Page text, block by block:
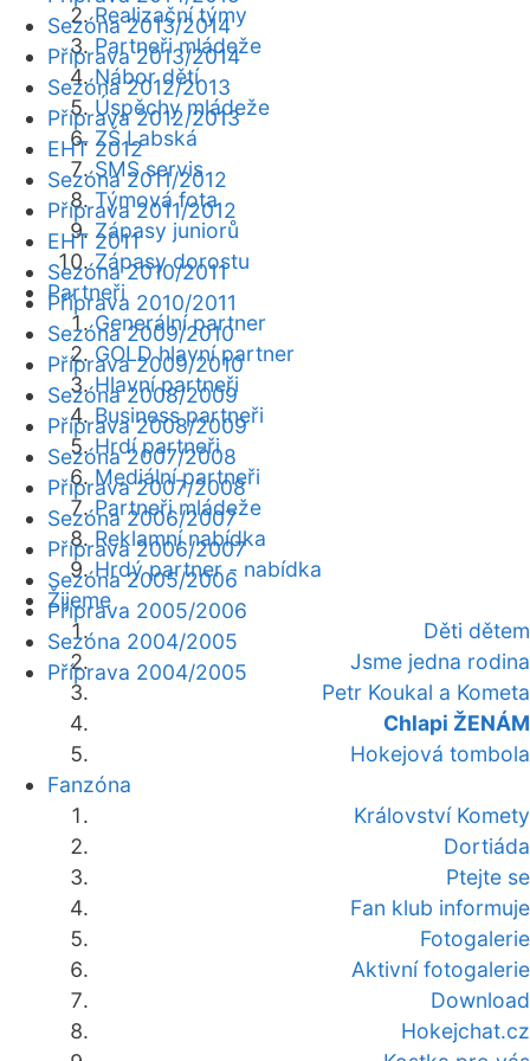
Realizační týmy
Partneři mládeže
Nábor dětí
Úspěchy mládeže
ZŠ Labská
SMS servis
Týmová fota
Zápasy juniorů
Zápasy dorostu
Partneři
Generální partner
GOLD hlavní partner
Hlavní partneři
Business partneři
Hrdí partneři
Mediální partneři
Partneři mládeže
Reklamní nabídka
Hrdý partner - nabídka
Žijeme
Děti dětem
Jsme jedna rodina
Petr Koukal a Kometa
Chlapi ŽENÁM
Hokejová tombola
Fanzóna
Království Komety
Dortiáda
Ptejte se
Fan klub informuje
Fotogalerie
Aktivní fotogalerie
Download
Hokejchat.cz
Sezóna 2013/2014
Příprava 2013/2014
Sezóna 2012/2013
Příprava 2012/2013
EHT 2012
Sezóna 2011/2012
Příprava 2011/2012
EHT 2011
Sezóna 2010/2011
Příprava 2010/2011
Sezóna 2009/2010
Příprava 2009/2010
Sezóna 2008/2009
Příprava 2008/2009
Sezóna 2007/2008
Příprava 2007/2008
Sezóna 2006/2007
Příprava 2006/2007
Sezóna 2005/2006
Příprava 2005/2006
Sezóna 2004/2005
Příprava 2004/2005